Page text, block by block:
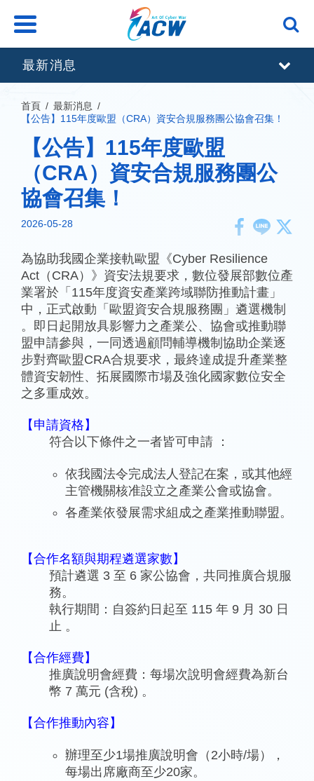
要
最新消息
首頁
最新消息
【公告】115年度歐盟（CRA）資安合規服務團公協會召集！
【公告】115年度歐盟
（CRA）資安合規服務團公
協會召集！
2026-05-28
為協助我國企業接軌歐盟《Cyber Resilience
Act（CRA）》資安法規要求，數位發展部數位產
業署於「115年度資安產業跨域聯防推動計畫」
中，正式啟動「歐盟資安合規服務團」遴選機制
。即日起開放具影響力之產業公、協會或推動聯
盟申請參與，一同透過顧問輔導機制協助企業逐
步對齊歐盟CRA合規要求，最終達成提升產業整
體資安韌性、拓展國際市場及強化國家數位安全
之多重成效。
【申請資格】
符合以下條件之一者皆可申請 ：
依我國法令完成法人登記在案，或其他經
主管機關核准設立之產業公會或協會。
各產業依發展需求組成之產業推動聯盟。
【合作名額與期程遴選家數】
預計遴選 3 至 6 家公協會，共同推廣合規服
務。
執行期間：自簽約日起至 115 年 9 月 30 日
止 。
【合作經費】
推廣說明會經費：每場次說明會經費為新台
幣 7 萬元 (含稅) 。
【合作推動內容】
辦理至少1場推廣說明會（2小時/場），
每場出席廠商至少20家。